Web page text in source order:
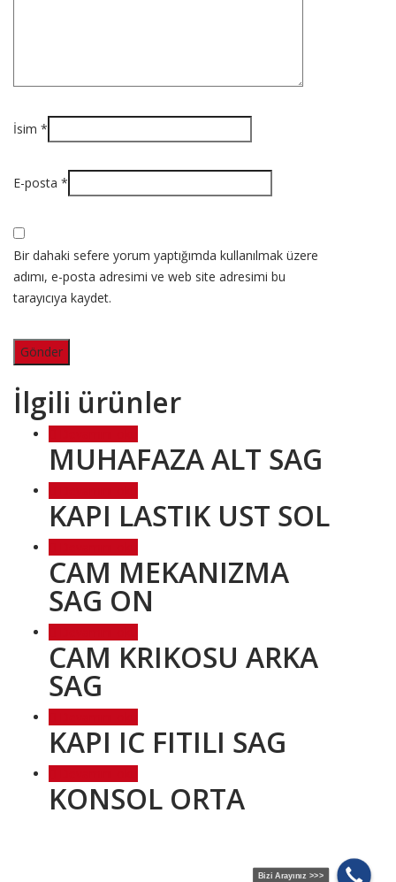
İsim *
E-posta *
Bir dahaki sefere yorum yaptığımda kullanılmak üzere
adımı, e-posta adresimi ve web site adresimi bu
tarayıcıya kaydet.
İlgili ürünler
MUHAFAZA ALT SAG
KAPI LASTIK UST SOL
CAM MEKANIZMA
SAG ON
CAM KRIKOSU ARKA
SAG
KAPI IC FITILI SAG
KONSOL ORTA
Bizi Arayınız >>>